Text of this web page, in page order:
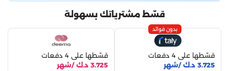
قسّط مشترياتك بسهولة
بدون فوائد
قسّطها على 4 دفعات
3.725 د.ك /شهر
قسّطها على 4 دفعات
3.725 د.ك /شهر